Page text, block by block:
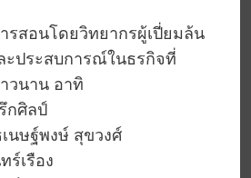
รสอนโดยวิทยากรผู้เปี่ยมล้น
ะประสบการณ์ในธรกิจที่
วนาน อาทิ
กศิลป์
นษฐ์พงษ์ สุขวงศ์
ร์เรือง